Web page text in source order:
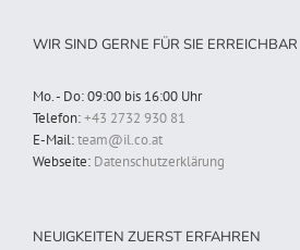
WIR SIND GERNE FÜR SIE ERREICHBAR
Mo. - Do: 09:00 bis 16:00 Uhr
Telefon:+43 2732 930 81
E-Mail:team@il.co.at
Webseite: Datenschutzerklärung
NEUIGKEITEN ZUERST ERFAHREN